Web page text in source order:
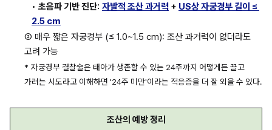
• 초음파 기반 진단: 자발적 조산 과거력 + US상 자궁경부 길이 ≤
2.5 cm
② 매우 짧은 자궁경부 (≤ 1.0~1.5 cm): 조산 과거력이 없더라도
고려 가능
* 자궁경부 결찰술은 태아가 생존할 수 있는 24주까지 어떻게든 끌고
가려는 시도라고 이해하면 '24주 미만'이라는 적응증을 더 잘 외울 수 있다.
조산의 예방 정리